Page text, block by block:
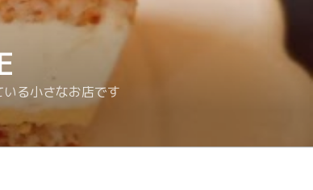
る小さなお店です